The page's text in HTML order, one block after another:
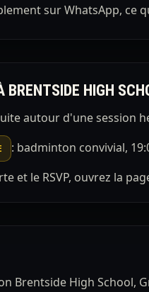
sur WhatsApp, ce
BRENTSIDE HIGH
autour d'une session
: badminton convivial,
et le RSVP, ouvrez la
Brentside High School,